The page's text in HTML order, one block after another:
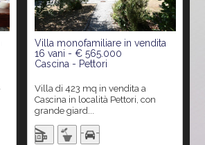
Villa monofamiliare in vendita
16 vani - € 565.000
Cascina - Pettori
Villa di 423 mq in vendita a
Cascina in località Pettori, con
grande giard...